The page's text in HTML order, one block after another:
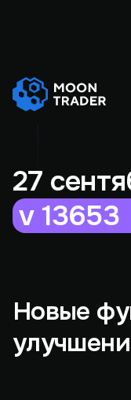
27
v 13653
Новые